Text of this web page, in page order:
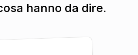
hanno da dire.